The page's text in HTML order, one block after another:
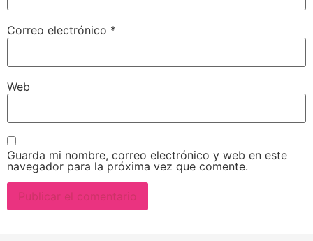
Correo electrónico *
Web
Guarda mi nombre, correo electrónico y web en este
navegador para la próxima vez que comente.